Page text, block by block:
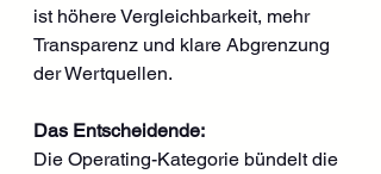
ist höhere Vergleichbarkeit, mehr
Transparenz und klare Abgrenzung
der Wertquellen.
Das Entscheidende:
Die Operating-Kategorie bündelt die